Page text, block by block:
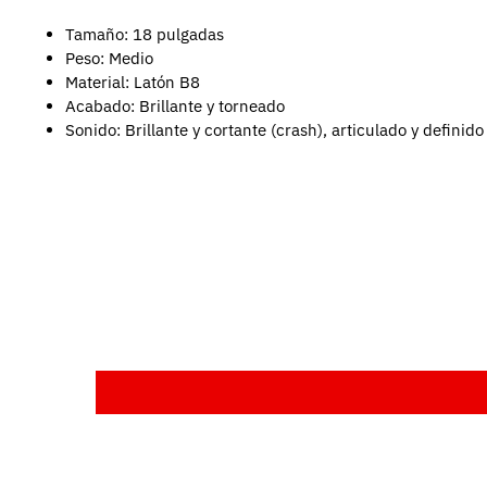
Tamaño: 18 pulgadas
Peso: Medio
Material: Latón B8
Acabado: Brillante y torneado
Sonido: Brillante y cortante (crash), articulado y